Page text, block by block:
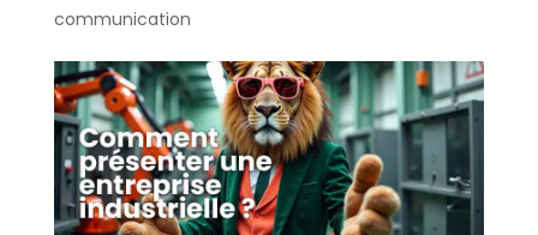
communication